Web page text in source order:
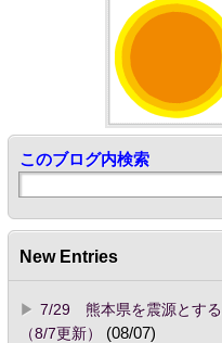
このブログ内検索
New Entries
7/29 熊本県を震源とす
（8/7更新）
(08/07)